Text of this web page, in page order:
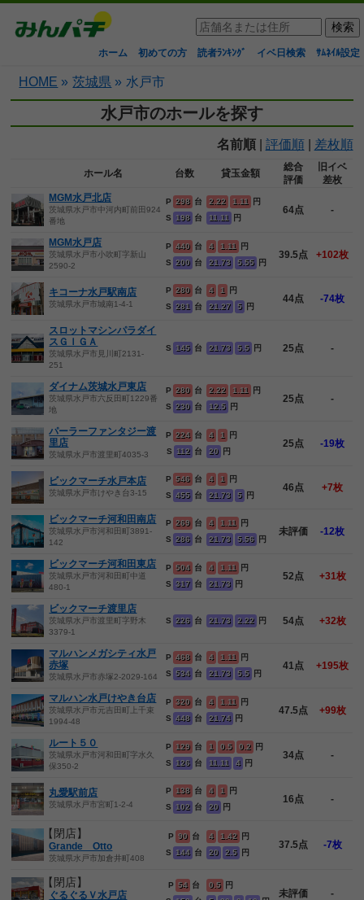
ホーム 初めての方 読者ﾗﾝｷﾝｸﾞ イベ日検索 ｻﾑﾈｲﾙ設定
HOME » 茨城県 » 水戸市
水戸市のホールを探す
名前順| 評価順| 差枚順
ホール名 台数 貸玉金額
総合
評価
旧イベ
差枚
MGM水戸北店
茨城県水戸市中河内町前田924
番地
P 298 台
S
198 台
2.22 1.11
円
11.11
円
64点 -
MGM水戸店
茨城県水戸市小吹町字新山
2590-2
P 440 台
S
200 台
4 1.11
円
21.73
5.55 円
39.5点 +102枚
キコーナ水戸駅南店
茨城県水戸市城南1-4-1
P 280 台
S
281 台
4 1
円
21.27
5 円
44点 -74枚
スロットマシンパラダイ
スＧＩＧＡ
茨城県水戸市見川町2131-
251
S 145 台 21.73 5.5 円 25点 -
ダイナム茨城水戸東店
茨城県水戸市六反田町1229番
地
P 280 台
S
230 台
2.22 1.11
円
12.5 円
25点 -
パーラーファンタジー渡
里店
茨城県水戸市渡里町4035-3
P 224 台
S
112 台
4 1
円
20
円
25点 -19枚
ビックマーチ水戸本店
茨城県水戸市けやき台3-15
P 546 台
S 455 台
4 1
円
21.73
5 円
46点 +7枚
ビックマーチ河和田南店
茨城県水戸市河和田町3891-
142
P 269 台
S
286 台
4 1.11
円
21.73
5.56 円
未評価 -12枚
ビックマーチ河和田東店
茨城県水戸市河和田町中道
480-1
P 504 台
S 317 台
4 1.11
円
21.73
円
52点 +31枚
ビックマーチ渡里店
茨城県水戸市渡里町字野木
3379-1
S 226 台 21.73 2.22 円 54点 +32枚
マルハンメガシティ水戸
赤塚
茨城県水戸市赤塚2-2029-164
P 468 台
S
534 台
4 1.11
円
21.73
5.5 円
41点 +195枚
マルハン水戸けやき台店
茨城県水戸市元吉田町上千束
1994-48
P 320 台
S 448 台
4 1.11
円
21.74
円
47.5点 +99枚
ルート５０
茨城県水戸市河和田町字水久
保350-2
P 129 台
S
126 台
1 0.5 0.2
円
11.11
4 円
34点 -
丸愛駅前店
茨城県水戸市宮町1-2-4
P 138 台
S
102 台
4 1
円
20
円
16点 -
【閉店】
Grande Otto
茨城県水戸市加倉井町408
P 90 台
S
144 台
4 1.42
円
20
2.5 円
37.5点 -7枚
【閉店】
ぐるぐるＶ水戸店
P 54 台
0.5 円
未評価 -